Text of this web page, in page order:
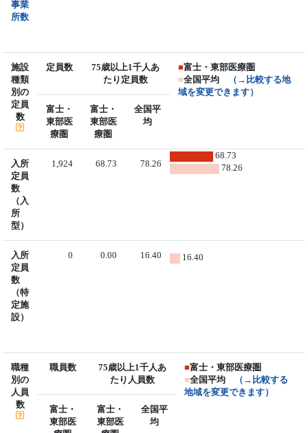
事業
所数
施設
種類
別の
定員
数
定員数
75歳以上1千人あ
たり定員数
■富士・東部医療圏
■全国平均
（→比較する地
域を変更できます）
富士・
東部医
療圏
富士・
東部医
療圏
全国平
均
入所
定員
数
（入
所
型）
1,924 68.73 78.26
68.73
78.26
入所
定員
数
（特
定施
設）
0 0.00 16.40 16.40
職種
別の
人員
数
職員数
75歳以上1千人あ
たり人員数
■富士・東部医療圏
■全国平均
（→比較する
地域を変更できます）
富士・
東部医
富士・
東部医
全国平
均